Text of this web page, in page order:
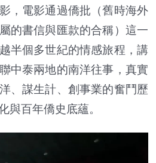
，電影通過僑批（舊時海外
的書信與匯款的合稱）這一
半個多世紀的情感旅程，講
中泰兩地的南洋往事，真實
、謀生計、創事業的奮鬥歷
與百年僑史底蘊。